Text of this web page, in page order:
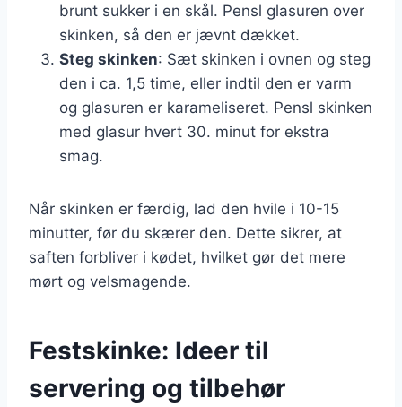
brunt sukker i en skål. Pensl glasuren over
skinken, så den er jævnt dækket.
Steg skinken: Sæt skinken i ovnen og steg
den i ca. 1,5 time, eller indtil den er varm
og glasuren er karameliseret. Pensl skinken
med glasur hvert 30. minut for ekstra
smag.
Når skinken er færdig, lad den hvile i 10-15
minutter, før du skærer den. Dette sikrer, at
saften forbliver i kødet, hvilket gør det mere
mørt og velsmagende.
Festskinke: Ideer til
servering og tilbehør